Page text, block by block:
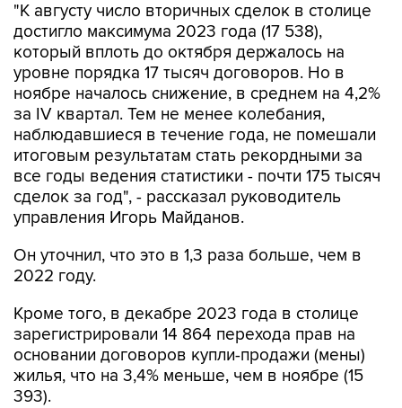
"К августу число вторичных сделок в столице
достигло максимума 2023 года (17 538),
который вплоть до октября держалось на
уровне порядка 17 тысяч договоров. Но в
ноябре началось снижение, в среднем на 4,2%
за IV квартал. Тем не менее колебания,
наблюдавшиеся в течение года, не помешали
итоговым результатам стать рекордными за
все годы ведения статистики - почти 175 тысяч
сделок за год", - рассказал руководитель
управления Игорь Майданов.
Он уточнил, что это в 1,3 раза больше, чем в
2022 году.
Кроме того, в декабре 2023 года в столице
зарегистрировали 14 864 перехода прав на
основании договоров купли-продажи (мены)
жилья, что на 3,4% меньше, чем в ноябре (15
393).